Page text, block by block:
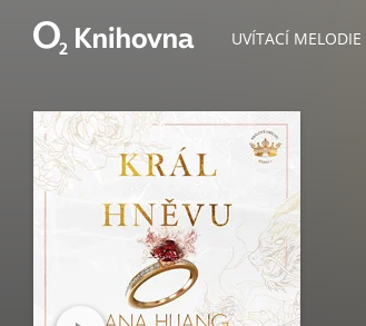
UVÍTACÍ MELODIE